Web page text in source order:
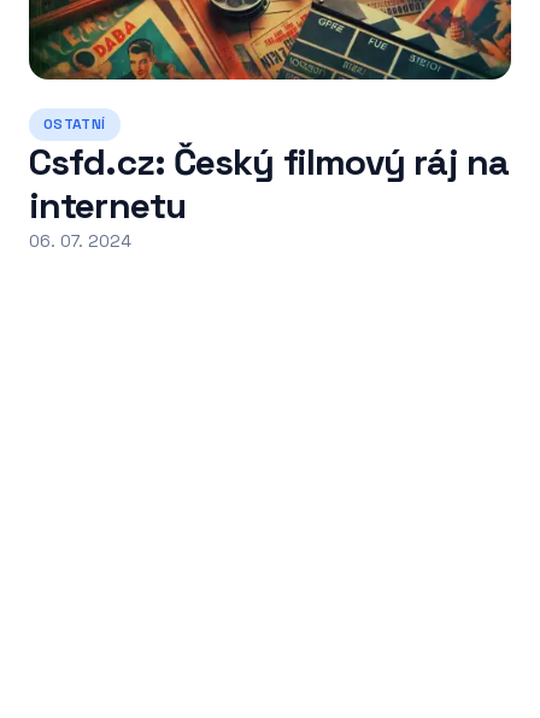
OSTATNÍ
Csfd.cz: Český filmový ráj na
internetu
06. 07. 2024